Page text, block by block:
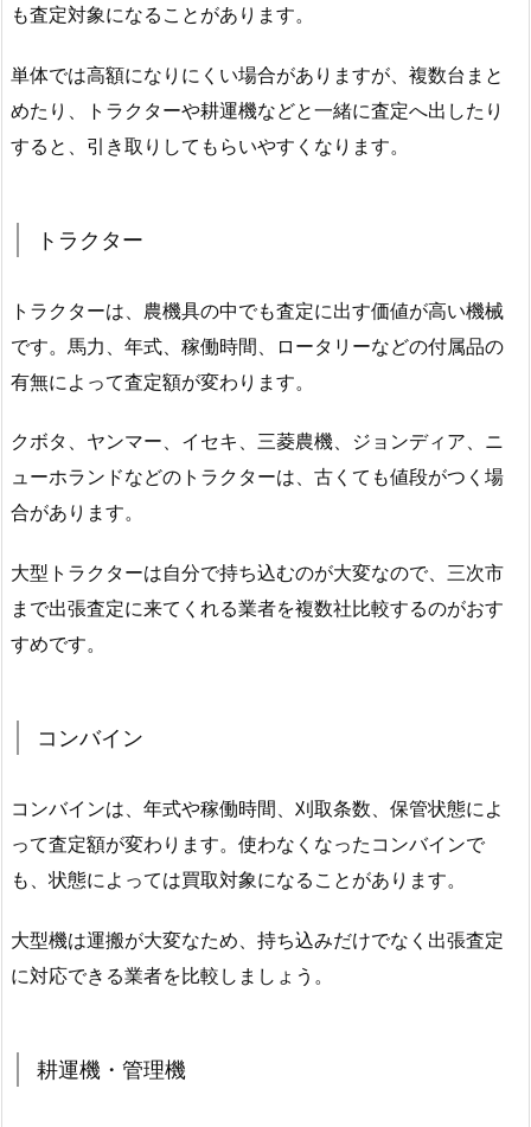
も査定対象になることがあります。
単体では高額になりにくい場合がありますが、複数台まと
めたり、トラクターや耕運機などと一緒に査定へ出したり
すると、引き取りしてもらいやすくなります。
トラクター
トラクターは、農機具の中でも査定に出す価値が高い機械
です。馬力、年式、稼働時間、ロータリーなどの付属品の
有無によって査定額が変わります。
クボタ、ヤンマー、イセキ、三菱農機、ジョンディア、ニ
ューホランドなどのトラクターは、古くても値段がつく場
合があります。
大型トラクターは自分で持ち込むのが大変なので、三次市
まで出張査定に来てくれる業者を複数社比較するのがおす
すめです。
コンバイン
コンバインは、年式や稼働時間、刈取条数、保管状態によ
って査定額が変わります。使わなくなったコンバインで
も、状態によっては買取対象になることがあります。
大型機は運搬が大変なため、持ち込みだけでなく出張査定
に対応できる業者を比較しましょう。
耕運機・管理機